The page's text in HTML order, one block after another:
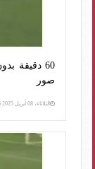
60 دقيقة
صور
الثلاثاء، 08 أبريل 2025 10:36 م